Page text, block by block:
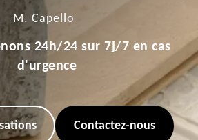
M. Capello
24h/24 sur 7j/7 en cas
d'urgence
Contactez-nous